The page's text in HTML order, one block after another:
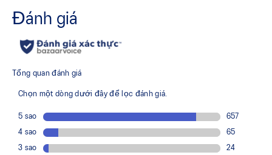
Breathable material helps keep your feet dry.
Gusseted tongue wing fit system
Improves the midfoot fit and reduces tongue sliding.
Midsole foam that provides a blend of cloud like cushioning
and a responsive ride that is lighter than FF BLAST™.
Our lightest and bounciest material that’s 33% lighter and
13% more responsive than FF BLAST™ technology.
Trampoline-inspired sole shape